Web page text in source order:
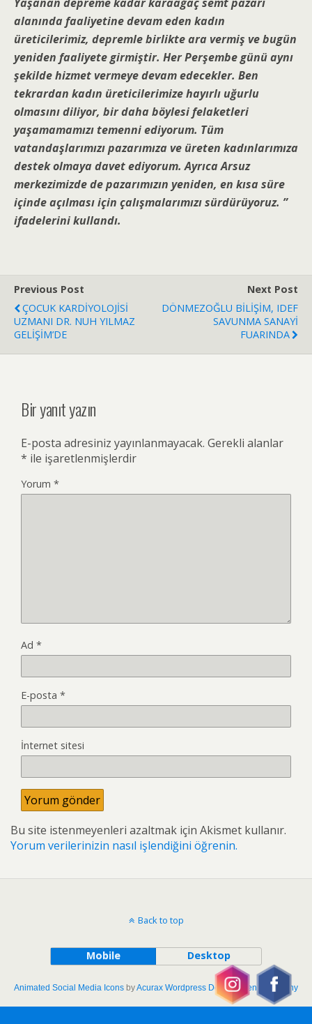
alanında faaliyetine devam eden kadın
üreticilerimiz, depremle birlikte ara vermiş ve bugün
yeniden faaliyete girmiştir. Her Perşembe günü aynı
şekilde hizmet vermeye devam edecekler. Ben
tekrardan kadın üreticilerimize hayırlı uğurlu
olmasını diliyor, bir daha böylesi felaketleri
yaşamamamızı temenni ediyorum. Tüm
vatandaşlarımızı pazarımıza ve üreten kadınlarımıza
destek olmaya davet ediyorum. Ayrıca Arsuz
merkezimizde de pazarımızın yeniden, en kısa süre
içinde açılması için çalışmalarımızı sürdürüyoruz. ”
ifadelerini kullandı.
Previous Post
ÇOCUK KARDİYOLOJİSİ
UZMANI DR. NUH YILMAZ
GELİŞİM’DE
Next Post
DÖNMEZOĞLU BİLİŞİM, IDEF
SAVUNMA SANAYİ
FUARINDA
Bir yanıt yazın
E-posta adresiniz yayınlanmayacak. Gerekli alanlar
* ile işaretlenmişlerdir
Yorum *
Ad *
E-posta *
İnternet sitesi
Bu site istenmeyenleri azaltmak için Akismet kullanır.
Yorum verilerinizin nasıl işlendiğini öğrenin.
Back to top
Mobile Desktop
Animated Social Media Icons byAcurax Wordpress Development Company